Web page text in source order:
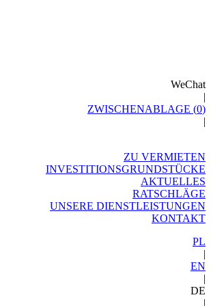
WeChat
|
ZWISCHENABLAGE (0)
|
ZU VERMIETEN
INVESTITIONSGRUNDSTÜCKE
AKTUELLES
RATSCHLÄGE
UNSERE DIENSTLEISTUNGEN
KONTAKT
PL
|
EN
|
DE
|